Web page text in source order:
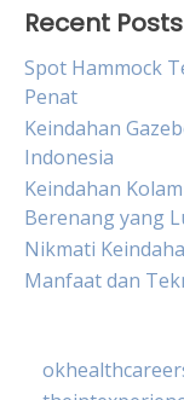
Recent Posts
Spot Hammock
Penat
Keindahan
Indonesia
Keindahan
Berenang yang
Nikmati
Manfaat dan